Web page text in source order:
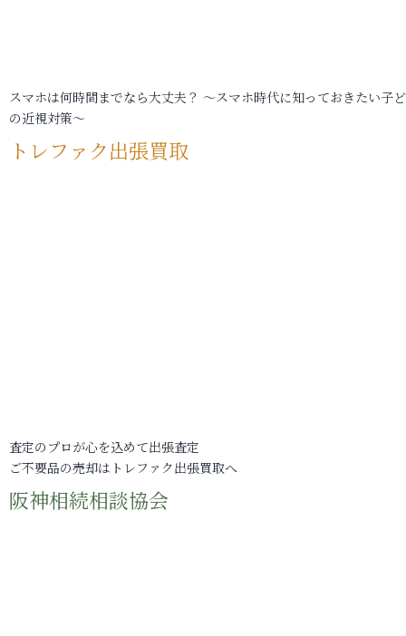
スマホは何時間までなら大丈夫？ ～スマホ時代に知っておきたい子
の近視対策～
トレファク出張買取
査定のプロが心を込めて出張査定
ご不要品の売却はトレファク出張買取へ
阪神相続相談協会